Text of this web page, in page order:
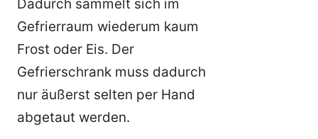
Dadurch sammelt sich im
Gefrierraum wiederum kaum
Frost oder Eis. Der
Gefrierschrank muss dadurch
nur äußerst selten per Hand
abgetaut werden.